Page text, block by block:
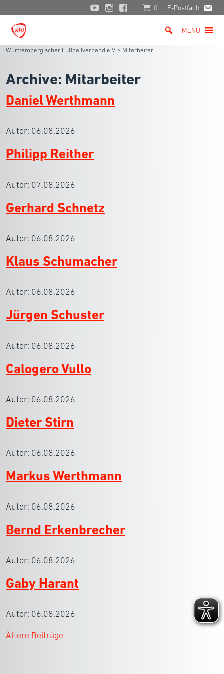
0 E-Postfach
MENU
Württembergischer Fußballverband e.V. > Mitarbeiter
Archive: Mitarbeiter
Daniel Werthmann
Autor: 06.08.2026
Philipp Reither
Autor: 07.08.2026
Gerhard Schnetz
Autor: 06.08.2026
Klaus Schumacher
Autor: 06.08.2026
Jürgen Schuster
Autor: 06.08.2026
Calogero Vullo
Autor: 06.08.2026
Dieter Stirn
Autor: 06.08.2026
Markus Werthmann
Autor: 06.08.2026
Bernd Erkenbrecher
Autor: 06.08.2026
Gaby Harant
Autor: 06.08.2026
Beitragsnavigation
Ältere Beiträge